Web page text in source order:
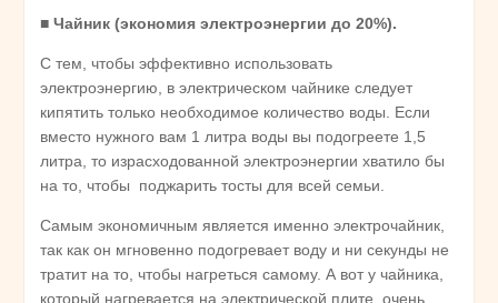
■ Чайник (экономия электроэнергии до 20%).
С тем, чтобы эффективно использовать
электроэнергию, в электрическом чайнике следует
кипятить только необходимое количество воды. Если
вместо нужного вам 1 литра воды вы подогреете 1,5
литра, то израсходованной электроэнергии хватило бы
на то, чтобы поджарить тосты для всей семьи.
Самым экономичным является именно электрочайник,
так как он мгновенно подогревает воду и ни секунды не
тратит на то, чтобы нагреться самому. А вот у чайника,
который нагревается на электрической плите, очень